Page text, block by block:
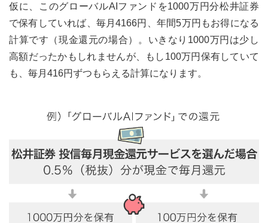
仮に、このグローバルAIファンドを1000万円分松井証券
で保有していれば、毎月4166円、年間5万円もお得になる
計算です（現金還元の場合）。いきなり1000万円は少し
高額だったかもしれませんが、もし100万円保有していて
も、毎月416円ずつもらえる計算になります。